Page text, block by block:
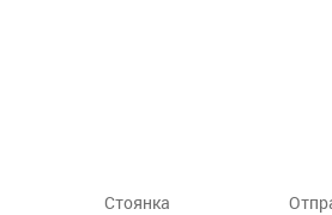
Стоянка